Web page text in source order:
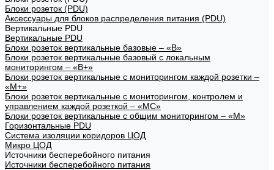
Блоки розеток (PDU)
Аксессуары для блоков распределения питания (PDU)
Вертикальные PDU
Вертикальные PDU
Блоки розеток вертикальные базовые – «В»
Блоки розеток вертикальные базовый с локальным
мониторингом – «В+»
Блоки розеток вертикальные с мониторингом каждой розетки –
«М+»
Блоки розеток вертикальные с мониторингом, контролем и
управлением каждой розеткой – «МС»
Блоки розеток вертикальные с общим мониторингом – «М»
Горизонтальные PDU
Система изоляции коридоров ЦОД
Микро ЦОД
Источники бесперебойного питания
Источники бесперебойного питания